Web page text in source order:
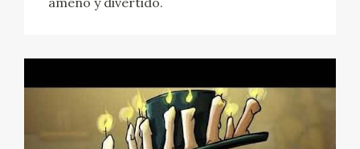
FRANCISCO DE GOYA